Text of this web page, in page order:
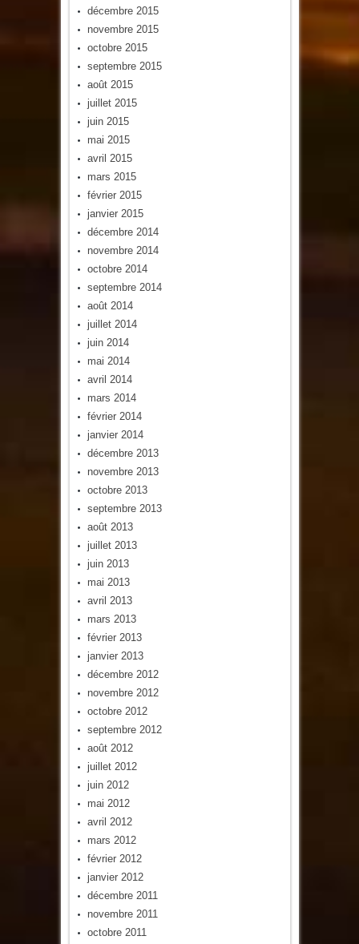
décembre 2015
novembre 2015
octobre 2015
septembre 2015
août 2015
juillet 2015
juin 2015
mai 2015
avril 2015
mars 2015
février 2015
janvier 2015
décembre 2014
novembre 2014
octobre 2014
septembre 2014
août 2014
juillet 2014
juin 2014
mai 2014
avril 2014
mars 2014
février 2014
janvier 2014
décembre 2013
novembre 2013
octobre 2013
septembre 2013
août 2013
juillet 2013
juin 2013
mai 2013
avril 2013
mars 2013
février 2013
janvier 2013
décembre 2012
novembre 2012
octobre 2012
septembre 2012
août 2012
juillet 2012
juin 2012
mai 2012
avril 2012
mars 2012
février 2012
janvier 2012
décembre 2011
novembre 2011
octobre 2011